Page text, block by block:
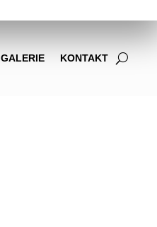
GALERIE KONTAKT